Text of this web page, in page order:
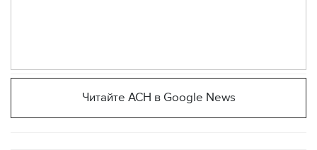
Читайте АСН в Google News